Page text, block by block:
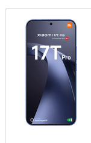
IP68, l'appareil est
permet de l'utiliser